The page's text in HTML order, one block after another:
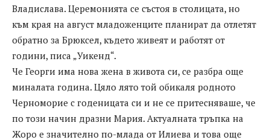
Владислава. Церемонията се състоя в столицата, но
към края на август младоженците планират да отлетят
обратно за Брюксел, където живеят и работят от
години, писа „Уикенд“.
Че Георги има нова жена в живота си, се разбра още
миналата година. Цяло лято той обикаля родното
Черноморие с годеницата си и не се притесняваше, че
по този начин дразни Мария. Актуалната тръпка на
Жоро е значително по-млада от Илиева и това още